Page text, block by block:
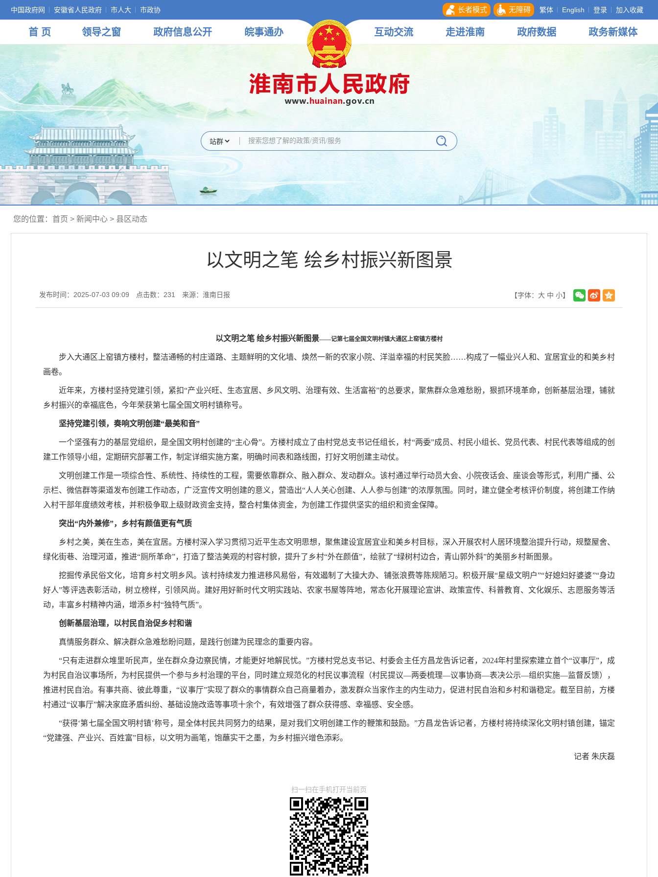
中国政府网 安徽省人民政府 市人大 市政协 长者模式 无障碍 繁体 English 登录 加入收藏
首 页 领导之窗 政府信息公开 皖事通办 互动交流 走进淮南 政府数据 政务新媒体
您的位置： 首页 > 新闻中心 > 县区动态
以文明之笔 绘乡村振兴新图景
发布时间：2025-07-03 09:09 点击数： 231 来源：淮南日报 【字体： 大 中 小】
以文明之笔 绘乡村振兴新图景——记第七届全国文明村镇大通区上窑镇方楼村
步入大通区上窑镇方楼村，整洁通畅的村庄道路、主题鲜明的文化墙、焕然一新的农家小院、洋溢幸福的村民笑脸……构成了一幅业兴人和、宜居宜业的和美乡村
画卷。
近年来，方楼村坚持党建引领，紧扣“产业兴旺、生态宜居、乡风文明、治理有效、生活富裕”的总要求，聚焦群众急难愁盼，狠抓环境革命，创新基层治理，铺就
乡村振兴的幸福底色，今年荣获第七届全国文明村镇称号。
坚持党建引领，奏响文明创建“最美和音”
一个坚强有力的基层党组织，是全国文明村创建的“主心骨”。方楼村成立了由村党总支书记任组长，村“两委”成员、村民小组长、党员代表、村民代表等组成的创
建工作领导小组，定期研究部署工作，制定详细实施方案，明确时间表和路线图，打好文明创建主动仗。
文明创建工作是一项综合性、系统性、持续性的工程，需要依靠群众、融入群众、发动群众。该村通过举行动员大会、小院夜话会、座谈会等形式，利用广播、公
示栏、微信群等渠道发布创建工作动态，广泛宣传文明创建的意义，营造出“人人关心创建、人人参与创建”的浓厚氛围。同时，建立健全考核评价制度，将创建工作纳
入村干部年度绩效考核，并积极争取上级财政资金支持，整合村集体资金，为创建工作提供坚实的组织和资金保障。
突出“内外兼修”，乡村有颜值更有气质
乡村之美，美在生态，美在宜居。方楼村深入学习贯彻习近平生态文明思想，聚焦建设宜居宜业和美乡村目标，深入开展农村人居环境整治提升行动，规整屋舍、
绿化街巷、治理河道，推进“厕所革命”，打造了整洁美观的村容村貌，提升了乡村“外在颜值”，绘就了“绿树村边合，青山郭外斜”的美丽乡村新图景。
挖掘传承民俗文化，培育乡村文明乡风。该村持续发力推进移风易俗，有效遏制了大操大办、铺张浪费等陈规陋习。积极开展“星级文明户”“好媳妇好婆婆”“身边
好人”等评选表彰活动，树立榜样，引领风尚。建好用好新时代文明实践站、农家书屋等阵地，常态化开展理论宣讲、政策宣传、科普教育、文化娱乐、志愿服务等活
动，丰富乡村精神内涵，增添乡村“独特气质”。
创新基层治理，以村民自治促乡村和谐
真情服务群众、解决群众急难愁盼问题，是践行创建为民理念的重要内容。
“只有走进群众堆里听民声，坐在群众身边察民情，才能更好地解民忧。”方楼村党总支书记、村委会主任方昌龙告诉记者，2024年村里探索建立首个“议事厅”，成
为村民自治议事场所，为村民提供一个参与乡村治理的平台，同时建立规范化的村民议事流程（村民提议—两委梳理—议事协商—表决公示—组织实施—监督反馈），
推进村民自治。有事共商、彼此尊重，“议事厅”实现了群众的事情群众自己商量着办，激发群众当家作主的内生动力，促进村民自治和乡村和谐稳定。截至目前，方楼
村通过“议事厅”解决家庭矛盾纠纷、基础设施改造等事项十余个，有效增强了群众获得感、幸福感、安全感。
“获得‘第七届全国文明村镇’称号，是全体村民共同努力的结果，是对我们文明创建工作的鞭策和鼓励。”方昌龙告诉记者，方楼村将持续深化文明村镇创建，锚定
“党建强、产业兴、百姓富”目标，以文明为画笔，饱蘸实干之墨，为乡村振兴增色添彩。
记者 朱庆磊
扫一扫在手机打开当前页